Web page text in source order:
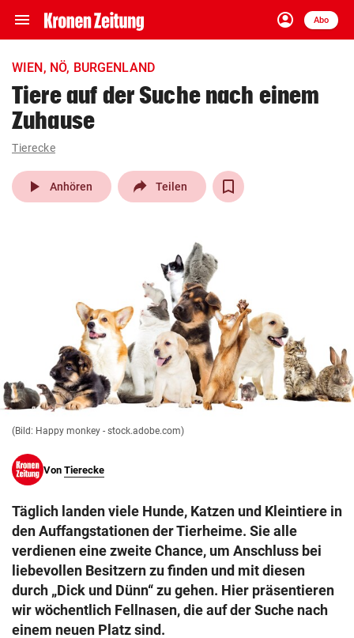
menu Navigation
ein-/ausklappen
account_circle
Anmelden
Abo
close Schließen
account_circle Anmelden
pin_drop
Wien arrow_right
© Krone Multimedia GmbH & Co KG 2026
Muthgasse 2, 1190 Wien
WIEN, NÖ, BURGENLAND
Tiere auf der Suche nach einem
Zuhause
Tierecke
play_arrow Anhören Teilen
(Bild: Happy monkey - stock.adobe.com)
Von Tierecke
Täglich landen viele Hunde, Katzen und Kleintiere in
den Auffangstationen der Tierheime. Sie alle
verdienen eine zweite Chance, um Anschluss bei
liebevollen Besitzern zu finden und mit diesen
durch „Dick und Dünn“ zu gehen. Hier präsentieren
wir wöchentlich Fellnasen, die auf der Suche nach
einem neuen Platz sind.